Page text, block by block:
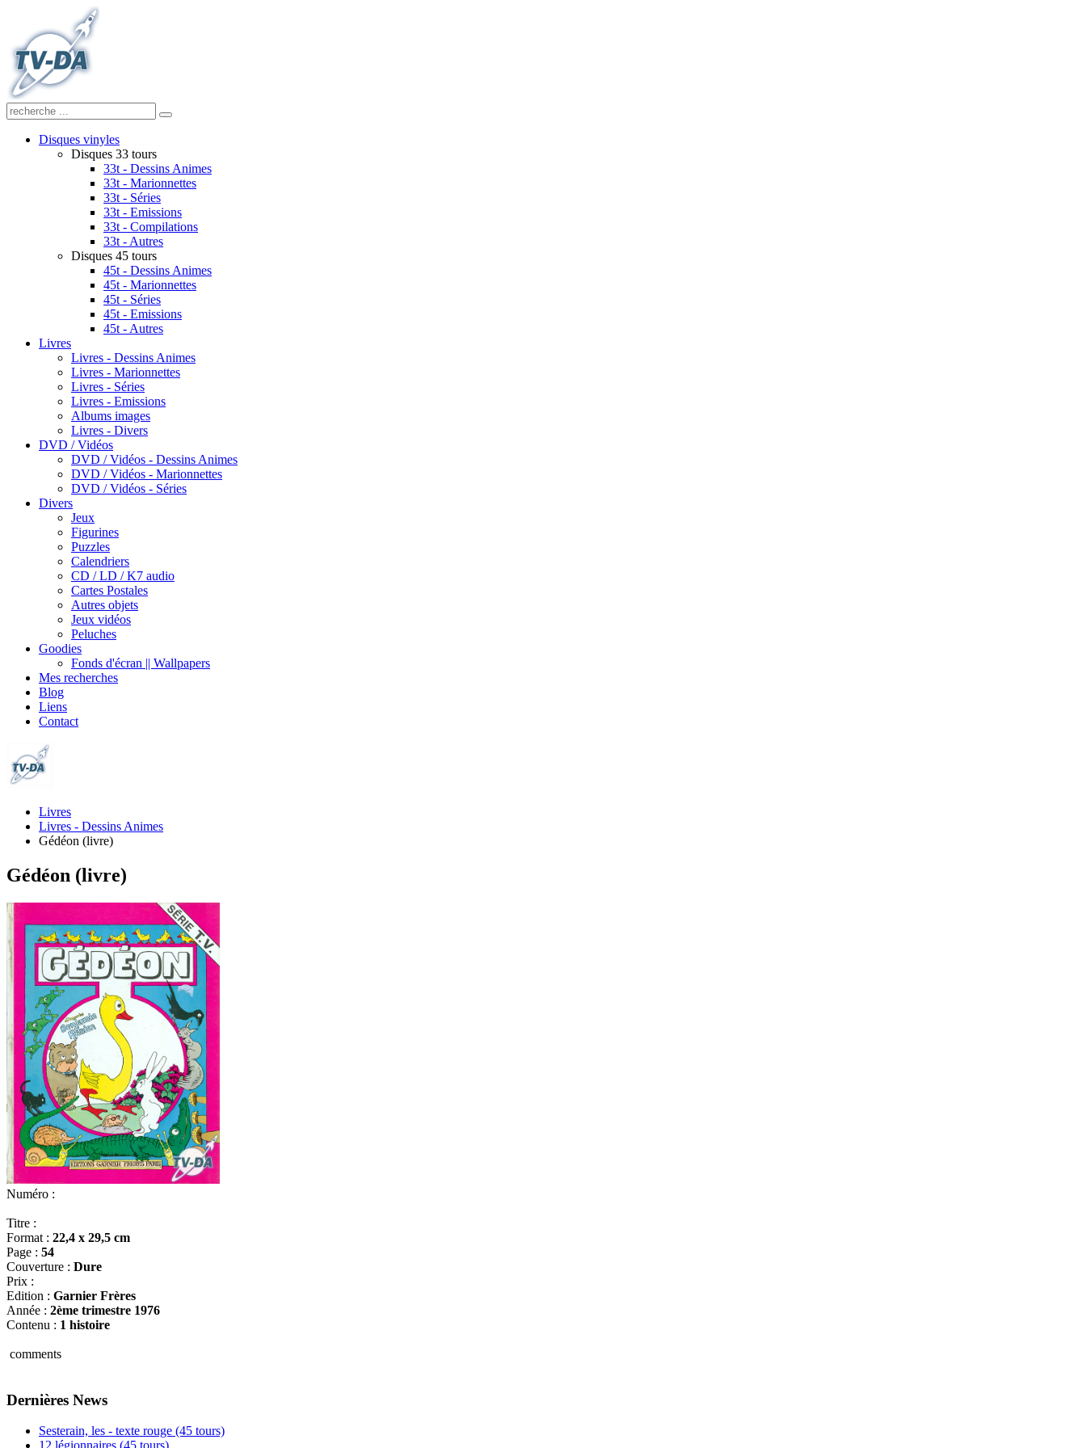
Disques vinyles
Disques 33 tours
33t - Dessins Animes
33t - Marionnettes
33t - Séries
33t - Emissions
33t - Compilations
33t - Autres
Disques 45 tours
45t - Dessins Animes
45t - Marionnettes
45t - Séries
45t - Emissions
45t - Autres
Livres
Livres - Dessins Animes
Livres - Marionnettes
Livres - Séries
Livres - Emissions
Albums images
Livres - Divers
DVD / Vidéos
DVD / Vidéos - Dessins Animes
DVD / Vidéos - Marionnettes
DVD / Vidéos - Séries
Divers
Jeux
Figurines
Puzzles
Calendriers
CD / LD / K7 audio
Cartes Postales
Autres objets
Jeux vidéos
Peluches
Goodies
Fonds d'écran || Wallpapers
Mes recherches
Blog
Liens
Contact
Livres
Livres - Dessins Animes
Gédéon (livre)
Gédéon (livre)
Numéro :
Titre :
Format : 22,4 x 29,5 cm
Page : 54
Couverture : Dure
Prix :
Edition : Garnier Frères
Année : 2ème trimestre 1976
Contenu : 1 histoire
comments
Dernières News
Sesterain, les - texte rouge (45 tours)